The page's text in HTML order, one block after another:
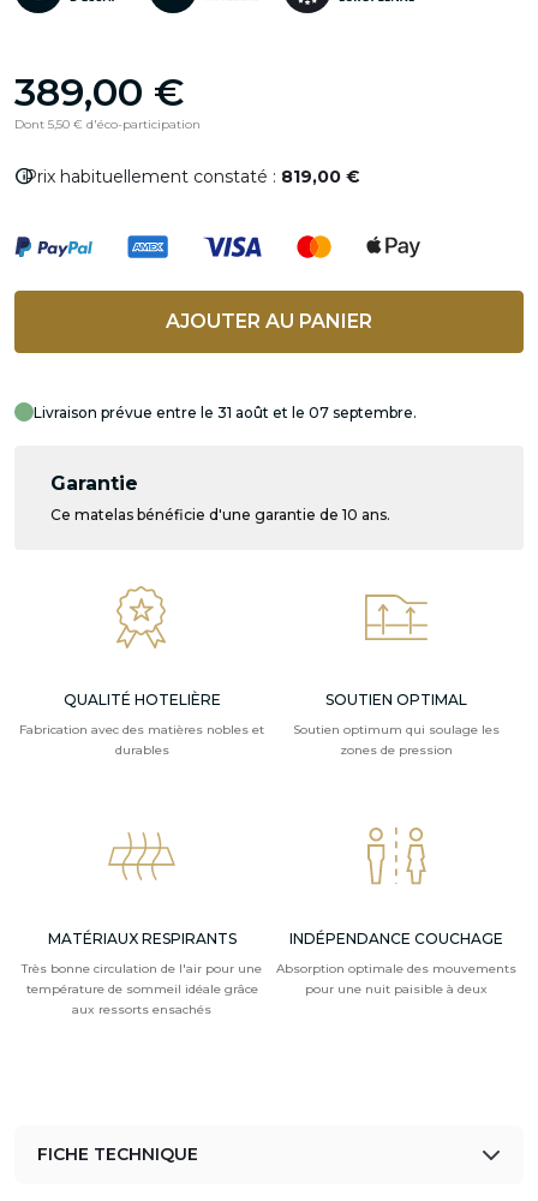
389,00 €
Dont 5,50 € d'éco-participation
infoPrix habituellement constaté : 819,00 €
AJOUTER AU PANIER
Livraison prévue entre le 31 août et le 07 septembre.
Garantie
Ce matelas bénéficie d'une garantie de 10 ans.
QUALITÉ HOTELIÈRE
Fabrication avec des matières nobles et
durables
SOUTIEN OPTIMAL
Soutien optimum qui soulage les
zones de pression
MATÉRIAUX RESPIRANTS
Très bonne circulation de l'air pour une
température de sommeil idéale grâce
aux ressorts ensachés
INDÉPENDANCE COUCHAGE
Absorption optimale des mouvements
pour une nuit paisible à deux
FICHE TECHNIQUE